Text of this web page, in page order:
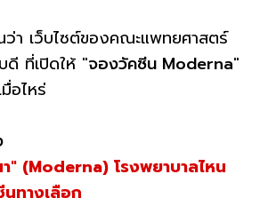
า เว็บไซต์ของคณะแพทยศาสตร์
ดี ที่เปิดให้ "จองวัคซีน Moderna"
อไหร่
า" (Moderna) โรงพยาบาลไหน
ทางเลือก